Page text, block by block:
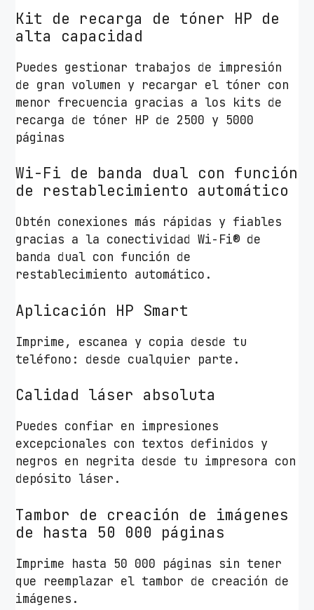
Kit de recarga de tóner HP de
alta capacidad
Puedes gestionar trabajos de impresión
de gran volumen y recargar el tóner con
menor frecuencia gracias a los kits de
recarga de tóner HP de 2500 y 5000
páginas
Wi-Fi de banda dual con función
de restablecimiento automático
Obtén conexiones más rápidas y fiables
gracias a la conectividad Wi-Fi® de
banda dual con función de
restablecimiento automático.
Aplicación HP Smart
Imprime, escanea y copia desde tu
teléfono: desde cualquier parte.
Calidad láser absoluta
Puedes confiar en impresiones
excepcionales con textos definidos y
negros en negrita desde tu impresora con
depósito láser.
Tambor de creación de imágenes
de hasta 50 000 páginas
Imprime hasta 50 000 páginas sin tener
que reemplazar el tambor de creación de
imágenes.